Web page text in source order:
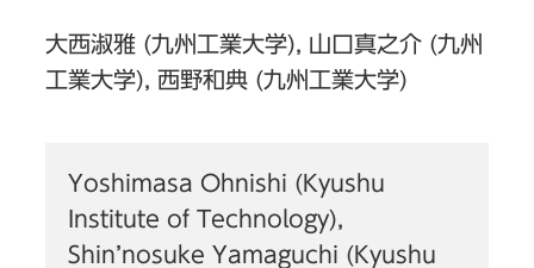
大西淑雅 (九州工業大学), 山口真之介 (九州
工業大学), 西野和典 (九州工業大学)
Yoshimasa Ohnishi (Kyushu
Institute of Technology),
Shin’nosuke Yamaguchi (Kyushu